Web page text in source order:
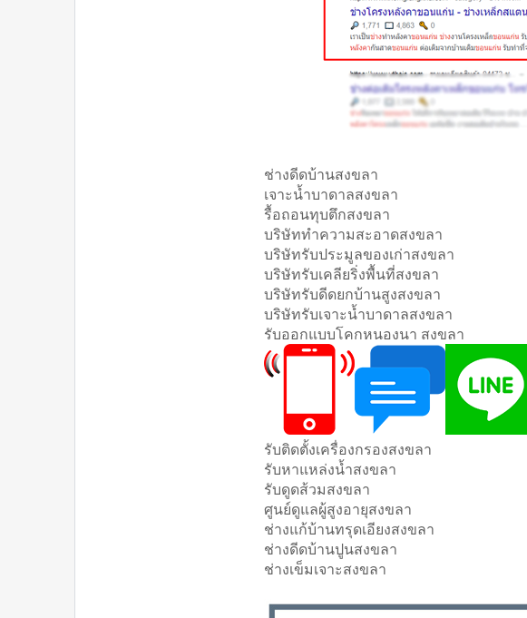
ช่างดีดบ้านสงขลา
เจาะน้ำบาดาลสงขลา
รื้อถอนทุบตึกสงขลา
บริษัททำความสะอาดสงขลา
บริษัทรับประมูลของเก่าสงขลา
บริษัทรับเคลียริ่งพื้นที่สงขลา
บริษัทรับดีดยกบ้านสูงสงขลา
บริษัทรับเจาะน้ำบาดาลสงขลา
รับออกแบบโคกหนองนา สงขลา
รับติดตั้งเครื่องกรองสงขลา
รับหาแหล่งน้ำสงขลา
รับดูดส้วมสงขลา
ศูนย์ดูแลผู้สูงอายุสงขลา
ช่างแก้บ้านทรุดเอียงสงขลา
ช่างดีดบ้านปูนสงขลา
ช่างเข็มเจาะสงขลา